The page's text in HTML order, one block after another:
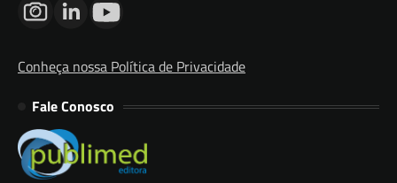
Conheça nossa Política de Privacidade
Fale Conosco